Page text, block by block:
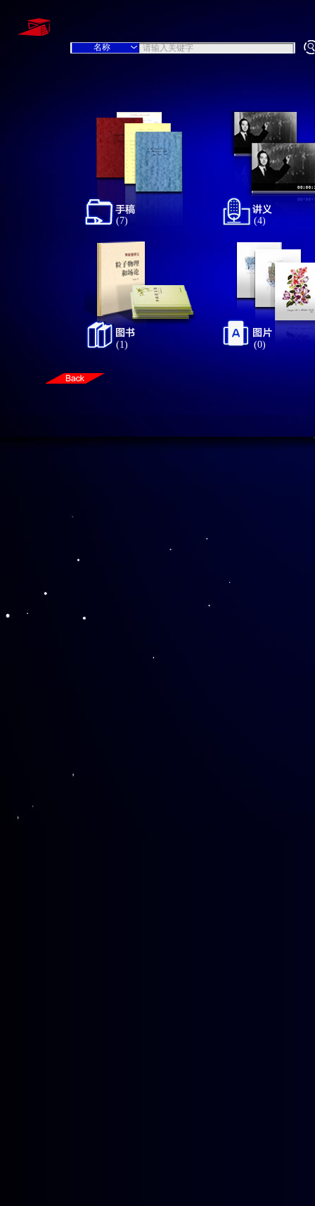
(7) (4)
(1) (0)